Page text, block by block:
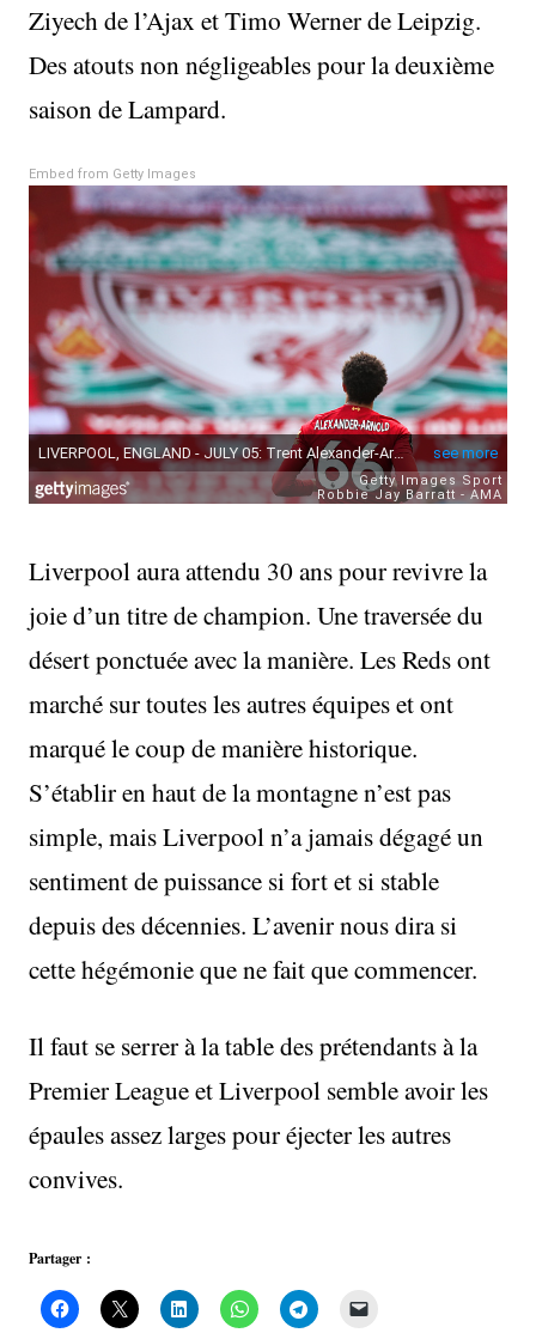
Ziyech de l’Ajax et Timo Werner de Leipzig.
Des atouts non négligeables pour la deuxième
saison de Lampard.
Embed from Getty Images
Liverpool aura attendu 30 ans pour revivre la
joie d’un titre de champion. Une traversée du
désert ponctuée avec la manière. Les Reds ont
marché sur toutes les autres équipes et ont
marqué le coup de manière historique.
S’établir en haut de la montagne n’est pas
simple, mais Liverpool n’a jamais dégagé un
sentiment de puissance si fort et si stable
depuis des décennies. L’avenir nous dira si
cette hégémonie que ne fait que commencer.
Il faut se serrer à la table des prétendants à la
Premier League et Liverpool semble avoir les
épaules assez larges pour éjecter les autres
convives.
Partager :